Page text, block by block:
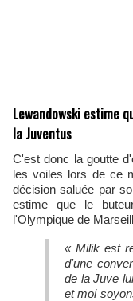
Lewandowski estime
la Juventus
C'est donc la goutte d'eau qui a incité Arkadiusz Milik à mettre
les voiles lors de ce
décision saluée par
estime que le
l'Olympique de
« Milik est
d'une
de la Juve
et moi